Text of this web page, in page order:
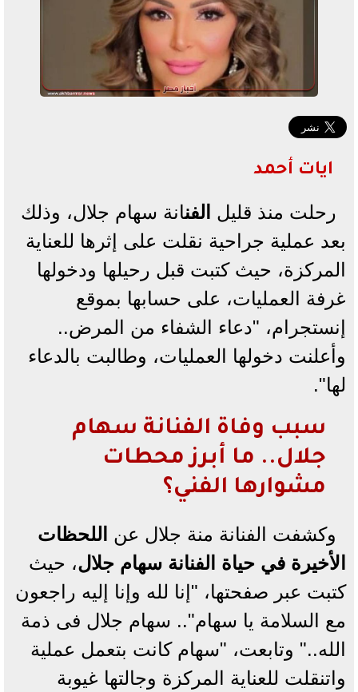
ايات أحمد
رحلت منذ قليل الفنانة سهام جلال، وذلك
بعد عملية جراحية نقلت على إثرها للعناية
المركزة، حيث كتبت قبل رحيلها ودخولها
غرفة العمليات، على حسابها بموقع
إنستجرام، "دعاء الشفاء من المرض..
وأعلنت دخولها العمليات، وطالبت بالدعاء
لها".
سبب وفاة الفنانة سهام
جلال.. ما أبرز محطات
مشوارها الفني؟
وكشفت الفنانة منة جلال عن اللحظات
الأخيرة في حياة الفنانة سهام جلال، حيث
كتبت عبر صفحتها، "إنا لله وإنا إليه راجعون
مع السلامة يا سهام".. سهام جلال فى ذمة
الله.." وتابعت، "سهام كانت بتعمل عملية
واتنقلت للعناية المركزة وجالتها غيوبة